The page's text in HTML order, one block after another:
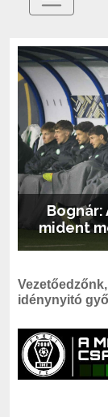
mident
idénynyitó